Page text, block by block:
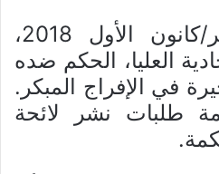
وبتاريخ 31 ديسمبر/كانون الأول 2018،
العليا، الحكم ضده
في الإفراج المبكر.
طلبات نشر لائحة